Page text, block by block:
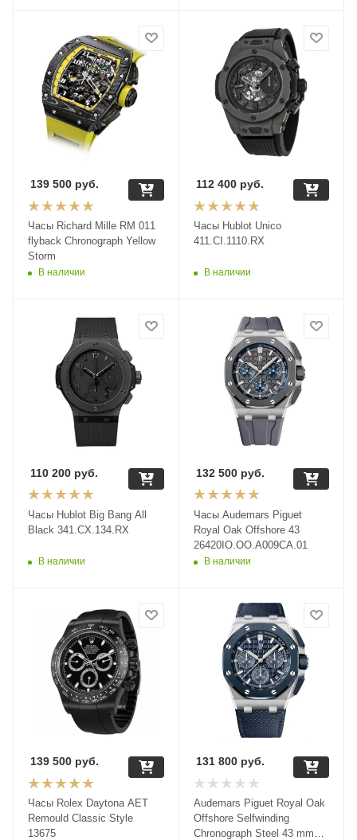
Часы Richard Mille RM 011
flyback Chronograph Yellow
Storm
В наличии
139 500 руб.
Часы Hublot Unico
411.CI.1110.RX
В наличии
112 400руб.
Часы Hublot Big Bang All
Black 341.CX.134.RX
В наличии
110 200 руб.
Часы Audemars Piguet
Royal Oak Offshore 43
26420IO.OO.A009CA.01
В наличии
132 500руб.
Часы Rolex Daytona AET
Remould Classic Style
13675
139 500 руб.
Audemars Piguet Royal Oak
Offshore Selfwinding
Chronograph Steel 43 mm
131 800руб.